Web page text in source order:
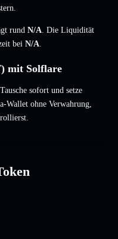
rund N/A. Die Liquidität
bei N/A.
mit Solflare
sofort und setze
Wallet ohne Verwahrung,